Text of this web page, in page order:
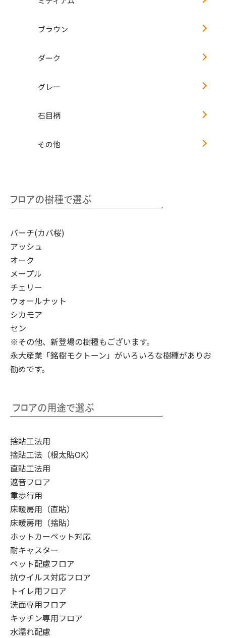
ブラウン
ダーク
グレー
石目柄
その他
バーチ(カバ桜)
アッシュ
オーク
メープル
チェリー
ウォールナット
シカモア
セン
※その他、新登場の樹種もございます。
永大産業「銘樹モクトーン」 がいろいろな樹種がありお
勧めです。
捨貼工法用
捨貼工法（根太貼OK）
直貼工法用
遮音フロア
重歩行用
床暖房用（直貼）
床暖房用（捨貼）
ホットカーペット対応
耐キャスター
ペット配慮フロア
抗ウイルス対応フロア
トイレ用フロア
洗面専用フロア
キッチン専用フロア
水濡れ配慮